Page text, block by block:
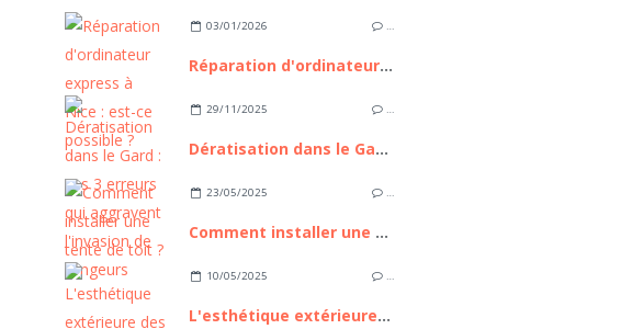
03/01/2026 …
Réparation d'ordinateur express à Nice : est-ce possible ?
29/11/2025 …
Dératisation dans le Gard : ces 3 erreurs qui aggravent l'invasion de rongeurs
23/05/2025 …
Comment installer une tente de toit ?
10/05/2025 …
L'esthétique extérieure des nouveaux modèles de mobil homes